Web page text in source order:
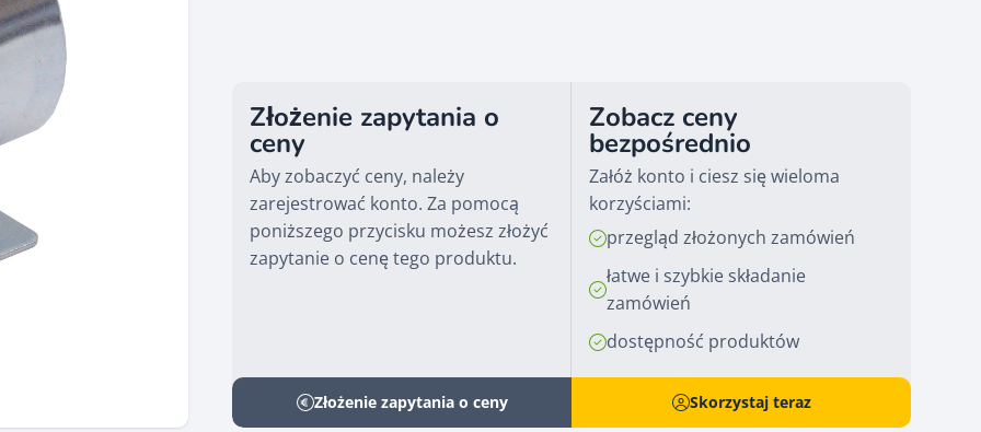
Złożenie zapytania o
ceny
Aby zobaczyć ceny, należy
zarejestrować konto. Za pomocą
poniższego przycisku możesz złożyć
zapytanie o cenę tego produktu.
Złożenie zapytania o ceny
Zobacz ceny
bezpośrednio
Załóż konto i ciesz się wieloma
korzyściami:
przegląd złożonych zamówień
łatwe i szybkie składanie
zamówień
dostępność produktów
Skorzystaj teraz